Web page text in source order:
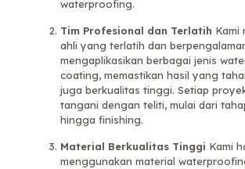
waterproofing.
Tim Profesional dan Terlatih Kami
ahli yang terlatih dan
mengaplikasikan berbagai jenis
coating, memastikan hasil yang
juga berkualitas tinggi. Setiap
tangani dengan teliti, mulai dari
hingga finishing.
Material Berkualitas Tinggi Kami
menggunakan material